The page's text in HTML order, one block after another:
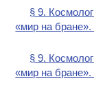
§ 9.
«мир на бране».
§ 9.
«мир на бране».